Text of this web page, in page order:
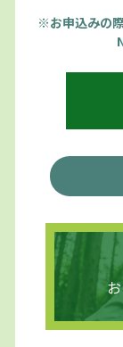
※お申込みの